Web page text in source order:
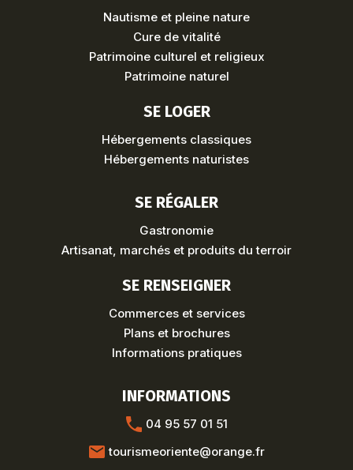
Nautisme et pleine nature
Cure de vitalité
Patrimoine culturel et religieux
Patrimoine naturel
SE LOGER
Hébergements classiques
Hébergements naturistes
SE RÉGALER
Gastronomie
Artisanat, marchés et produits du terroir
SE RENSEIGNER
Commerces et services
Plans et brochures
Informations pratiques
INFORMATIONS
04 95 57 01 51
tourismeoriente@orange.fr